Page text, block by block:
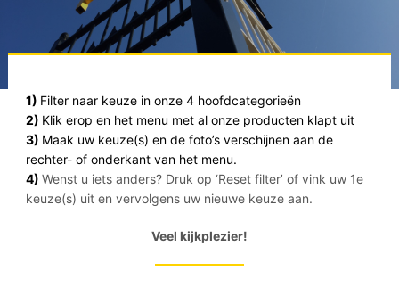
1) Filter naar keuze in onze 4 hoofdcategorieën
2) Klik erop en het menu met al onze producten klapt uit
3) Maak uw keuze(s) en de foto’s verschijnen aan de
rechter- of onderkant van het menu.
4) Wenst u iets anders? Druk op ‘Reset filter’ of vink uw 1e
keuze(s) uit en vervolgens uw nieuwe keuze aan.
Veel kijkplezier!